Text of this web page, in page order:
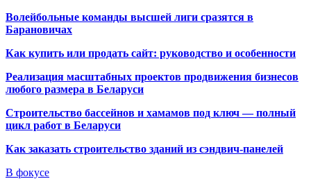
Волейбольные команды высшей лиги сразятся в
Барановичах
Как купить или продать сайт: руководство и особенности
Реализация масштабных проектов продвижения бизнесов
любого размера в Беларуси
Строительство бассейнов и хамамов под ключ — полный
цикл работ в Беларуси
Как заказать строительство зданий из сэндвич-панелей
В фокусе